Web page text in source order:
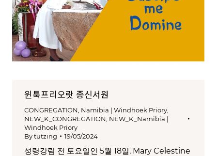
윈툭프리오랏 종신서원
CONGREGATION Namibia | Windhoek Priory
NEW_K_CONGREGATION NEW_K_Namibia |
Windhoek Priory
Bytutzing 19/05/2024
성령강림 전 토요일인 5월 18일, Mary Celestine